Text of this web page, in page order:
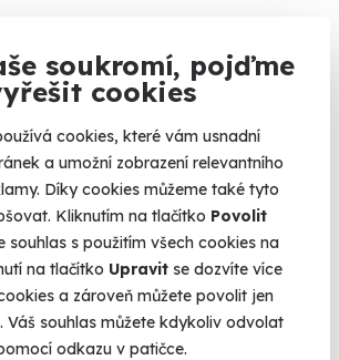
soukromí, pojďme
cookies
cookies, které vám usnadní
a umožní zobrazení relevantního
Díky cookies můžeme také tyto
Kliknutím na tlačítko Povolit
souhlas s použitím všech cookies na
na tlačítko Upravit se dozvíte více
a zároveň můžete povolit jen
Váš souhlas můžete kdykoliv odvolat
odkazu v patičce.
10.0
výcvik
sami z letadla?
lokalita)